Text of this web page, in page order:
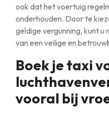
ook dat het voertuig
onderhouden. Door te
geldige vergunning, kunt
van een veilige en
Boek je taxi
vooral bij